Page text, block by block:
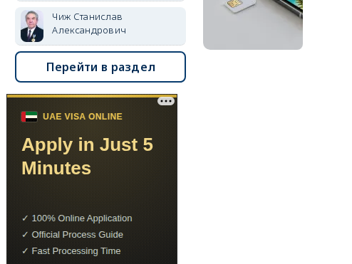
Чиж Станислав
Александрович
Перейти в раздел